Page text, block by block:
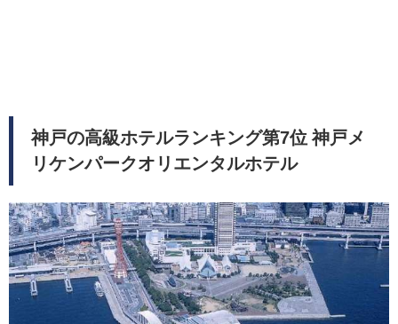
神戸の高級ホテルランキング第7位 神戸メ
リケンパークオリエンタルホテル